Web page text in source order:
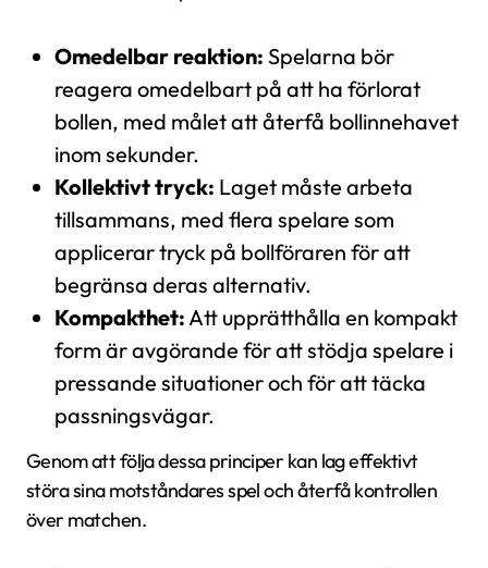
Omedelbar reaktion: Spelarna bör
reagera omedelbart på att ha förlorat
bollen, med målet att återfå bollinnehavet
inom sekunder.
Kollektivt tryck: Laget måste arbeta
tillsammans, med flera spelare som
applicerar tryck på bollföraren för att
begränsa deras alternativ.
Kompakthet:Att upprätthålla en kompakt
form är avgörande för att stödja spelare i
pressande situationer och för att täcka
passningsvägar.
Genom att följa dessa principer kan lag effektivt
störa sina motståndares spel och återfå kontrollen
över matchen.